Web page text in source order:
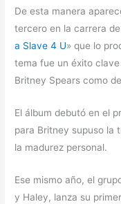
De esta manera
tercero en la carrera
a Slave 4 U» que lo
tema fue un éxito
Britney Spears como
El álbum debutó en el
para Britney supuso la
la madurez personal.
Ese mismo año, el
y Haley, lanza su